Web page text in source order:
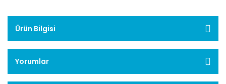
Ürün Bilgisi
Yorumlar